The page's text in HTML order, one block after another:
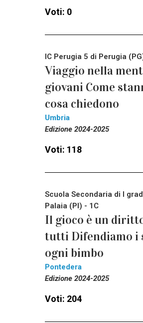
Voti: 0
IC Perugia 5 di Perugia
Viaggio nella
giovani Come
cosa chiedono
Umbria
Edizione 2024-2025
Voti: 118
Scuola Secondaria di I
Palaia (PI) - 1C
Il gioco è un
tutti Difendiamo i
ogni bimbo
Pontedera
Edizione 2024-2025
Voti: 204